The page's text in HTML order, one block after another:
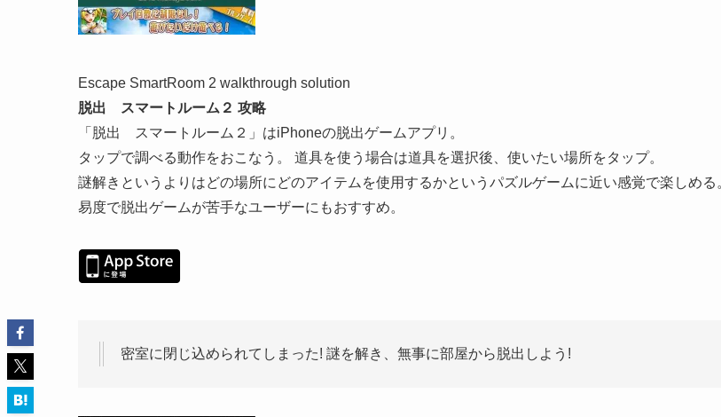
Escape SmartRoom 2 walkthrough solution
脱出 スマートルーム２ 攻略
「脱出 スマートルーム２」はiPhoneの脱出ゲームアプリ。
タップで調べる動作をおこなう。 道具を使う場合は道具を選択後、使いたい場所をタップ。
謎解きというよりはどの場所にどのアイテムを使用するかというパズルゲームに近い感覚で楽しめる
易度で脱出ゲームが苦手なユーザーにもおすすめ。
密室に閉じ込められてしまった! 謎を解き、無事に部屋から脱出しよう!